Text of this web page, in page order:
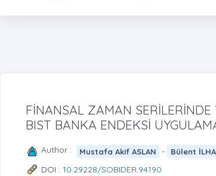
FİNANSAL ZAMAN
BIST BANKA ENDEKSİ
Author : Mustafa Akif ASLAN - Bülent
DOI : 10.29228/SOBIDER.94190